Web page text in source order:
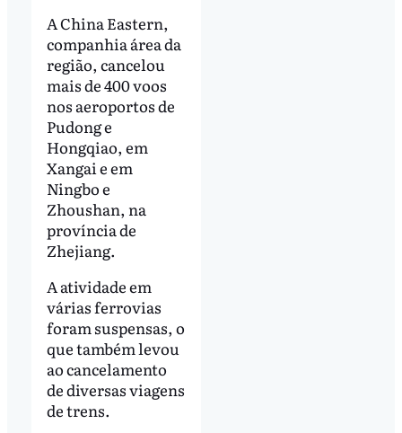
A China Eastern,
companhia área da
região, cancelou
mais de 400 voos
nos aeroportos de
Pudong e
Hongqiao, em
Xangai e em
Ningbo e
Zhoushan, na
província de
Zhejiang.
A atividade em
várias ferrovias
foram suspensas, o
que também levou
ao cancelamento
de diversas viagens
de trens.